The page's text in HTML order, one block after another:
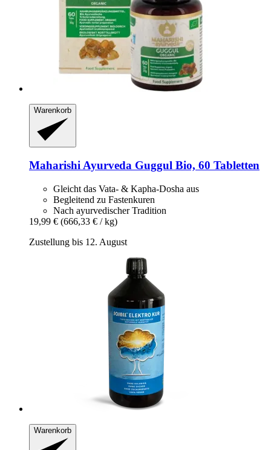
Warenkorb
Maharishi Ayurveda Guggul Bio, 60 Tabletten
Gleicht das Vata- & Kapha-Dosha aus
Begleitend zu Fastenkuren
Nach ayurvedischer Tradition
19,99 € (666,33 € / kg)
Zustellung bis 12. August
Warenkorb